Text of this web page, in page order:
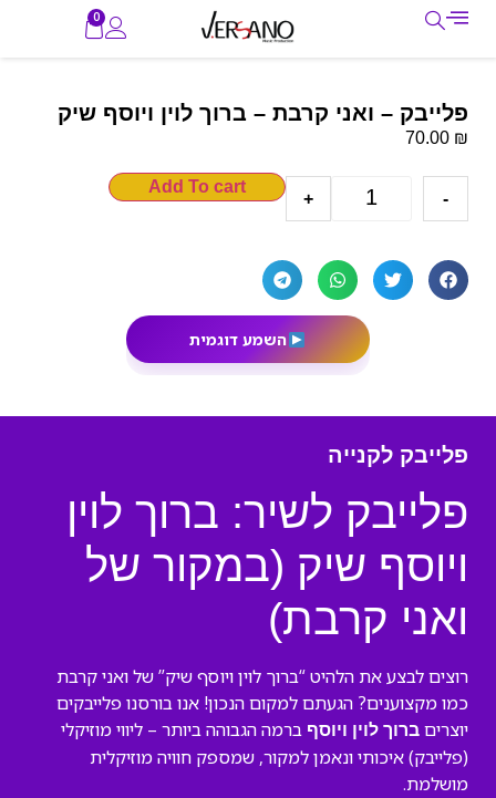
0
פלייבק – ואני קרבת – ברוך לוין ויוסף שיק
70.00 ₪
-
+
Add To cart
השמע דוגמית
פלייבק לקנייה
פלייבק לשיר: ברוך לוין
ויוסף שיק (במקור של
ואני קרבת)
רוצים לבצע את הלהיט “ברוך לוין ויוסף שיק” של ואני קרבת
כמו מקצוענים? הגעתם למקום הנכון! אנו בורסנו פלייבקים
יוצרים ברוך לוין ויוסף ברמה הגבוהה ביותר – ליווי מוזיקלי
(פלייבק) איכותי ונאמן למקור, שמספק חוויה מוזיקלית
מושלמת.